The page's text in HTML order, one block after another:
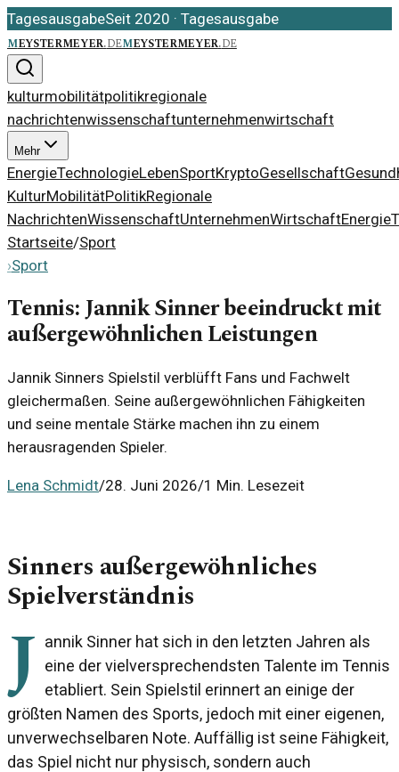
TagesausgabeSeit 2020 · Tagesausgabe
meystermeyer.demeystermeyer.de
kulturmobilitätpolitikregionale
nachrichtenwissenschaftunternehmenwirtschaft
Mehr
EnergieTechnologieLebenSportKryptoGesellschaft
KulturMobilitätPolitikRegionale
NachrichtenWissenschaftUnternehmenWirtschaftEnergie
Startseite/Sport
›Sport
Tennis: Jannik Sinner beeindruckt mit
außergewöhnlichen Leistungen
Jannik Sinners Spielstil verblüfft Fans und Fachwelt
gleichermaßen. Seine außergewöhnlichen Fähigkeiten
und seine mentale Stärke machen ihn zu einem
herausragenden Spieler.
Lena Schmidt/28. Juni 2026/1 Min. Lesezeit
Sinners außergewöhnliches
Spielverständnis
J annik Sinner hat sich in den letzten Jahren als
eine der vielversprechendsten Talente im Tennis
etabliert. Sein Spielstil erinnert an einige der
größten Namen des Sports, jedoch mit einer eigenen,
unverwechselbaren Note. Auffällig ist seine Fähigkeit,
das Spiel nicht nur physisch, sondern auch